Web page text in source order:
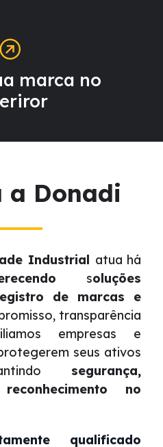
marca no
a Donadi
Industrial atua há
soluções
de marcas e
transparência
empresas e
seus ativos
segurança,
no
qualificado